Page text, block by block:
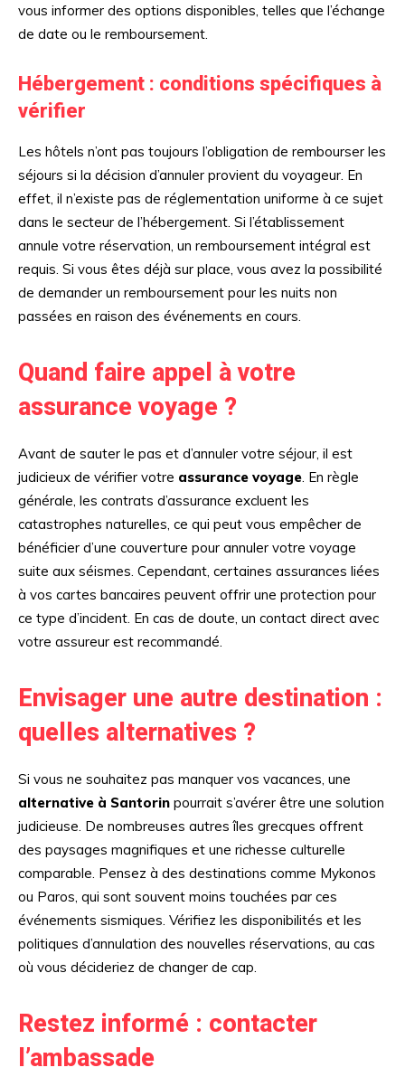
vous informer des options disponibles, telles que l’échange
de date ou le remboursement.
Hébergement : conditions spécifiques à
vérifier
Les hôtels n’ont pas toujours l’obligation de rembourser les
séjours si la décision d’annuler provient du voyageur. En
effet, il n’existe pas de réglementation uniforme à ce sujet
dans le secteur de l’hébergement. Si l’établissement
annule votre réservation, un remboursement intégral est
requis. Si vous êtes déjà sur place, vous avez la possibilité
de demander un remboursement pour les nuits non
passées en raison des événements en cours.
Quand faire appel à votre
assurance voyage ?
Avant de sauter le pas et d’annuler votre séjour, il est
judicieux de vérifier votre assurance voyage . En règle
générale, les contrats d’assurance excluent les
catastrophes naturelles, ce qui peut vous empêcher de
bénéficier d’une couverture pour annuler votre voyage
suite aux séismes. Cependant, certaines assurances liées
à vos cartes bancaires peuvent offrir une protection pour
ce type d’incident. En cas de doute, un contact direct avec
votre assureur est recommandé.
Envisager une autre destination :
quelles alternatives ?
Si vous ne souhaitez pas manquer vos vacances, une
alternative à Santorin pourrait s’avérer être une solution
judicieuse. De nombreuses autres îles grecques offrent
des paysages magnifiques et une richesse culturelle
comparable. Pensez à des destinations comme Mykonos
ou Paros, qui sont souvent moins touchées par ces
événements sismiques. Vérifiez les disponibilités et les
politiques d’annulation des nouvelles réservations, au cas
où vous décideriez de changer de cap.
Restez informé : contacter
l’ambassade